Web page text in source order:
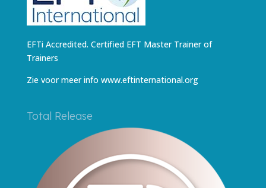
EFTi Accredited. Certified EFT Master Trainer of
Trainers
Zie voor meer info www.eftinternational.org
Total Release